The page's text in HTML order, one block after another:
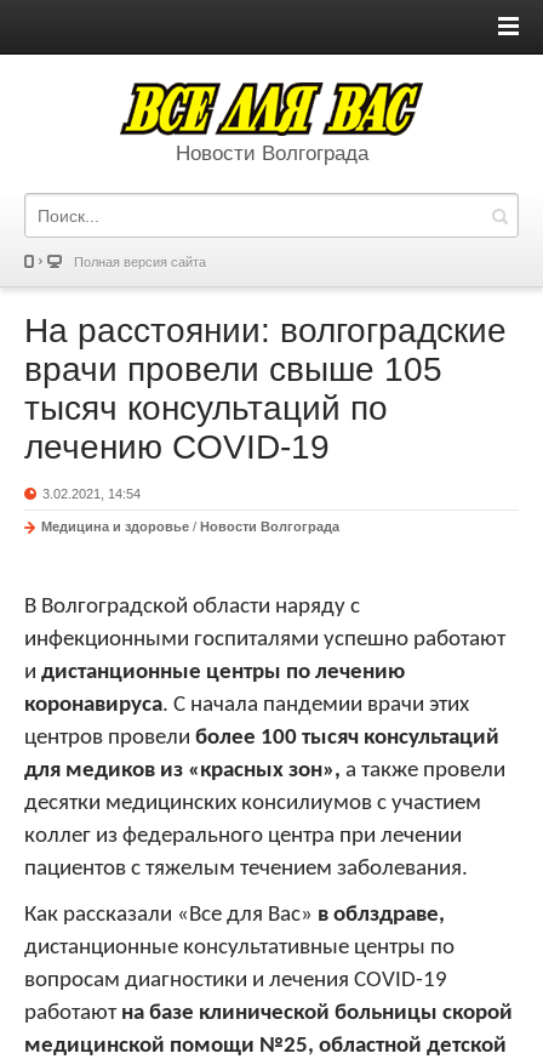
Новости Волгограда
Полная версия сайта
На расстоянии: волгоградские
врачи провели свыше 105
тысяч консультаций по
лечению COVID-19
3.02.2021, 14:54
Медицина и здоровье / Новости Волгограда
В Волгоградской области наряду с
инфекционными госпиталями успешно работают
и дистанционные центры по лечению
коронавируса. С начала пандемии врачи этих
центров провели более 100 тысяч консультаций
для медиков из «красных зон», а также провели
десятки медицинских консилиумов с участием
коллег из федерального центра при лечении
пациентов с тяжелым течением заболевания.
Как рассказали «Все для Вас» в облздраве,
дистанционные консультативные центры по
вопросам диагностики и лечения COVID-19
работают на базе клинической больницы скорой
медицинской помощи №25, областной детской